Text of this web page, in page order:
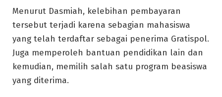
Menurut Dasmiah, kelebihan pembayaran
tersebut terjadi karena sebagian mahasiswa
yang telah terdaftar sebagai penerima Gratispol.
Juga memperoleh bantuan pendidikan lain dan
kemudian, memilih salah satu program beasiswa
yang diterima.